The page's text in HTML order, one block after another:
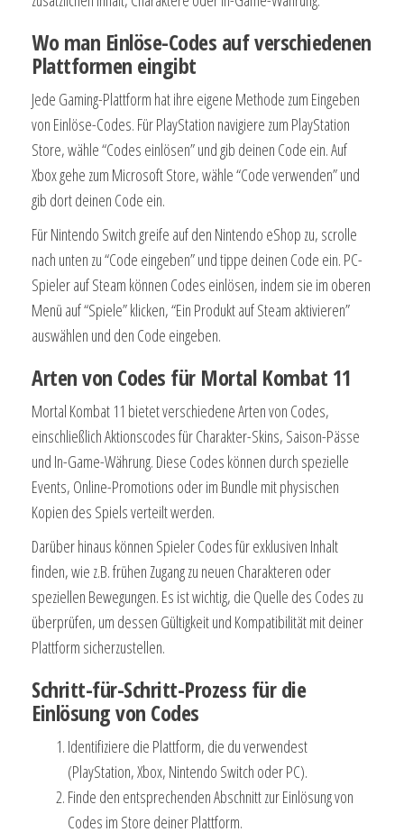
Wo man Einlöse-Codes auf verschiedenen
Plattformen eingibt
Jede Gaming-Plattform hat ihre eigene Methode zum Eingeben
von Einlöse-Codes. Für PlayStation navigiere zum PlayStation
Store, wähle “Codes einlösen” und gib deinen Code ein. Auf
Xbox gehe zum Microsoft Store, wähle “Code verwenden” und
gib dort deinen Code ein.
Für Nintendo Switch greife auf den Nintendo eShop zu, scrolle
nach unten zu “Code eingeben” und tippe deinen Code ein. PC-
Spieler auf Steam können Codes einlösen, indem sie im oberen
Menü auf “Spiele” klicken, “Ein Produkt auf Steam aktivieren”
auswählen und den Code eingeben.
Arten von Codes für Mortal Kombat 11
Mortal Kombat 11 bietet verschiedene Arten von Codes,
einschließlich Aktionscodes für Charakter-Skins, Saison-Pässe
und In-Game-Währung. Diese Codes können durch spezielle
Events, Online-Promotions oder im Bundle mit physischen
Kopien des Spiels verteilt werden.
Darüber hinaus können Spieler Codes für exklusiven Inhalt
finden, wie z.B. frühen Zugang zu neuen Charakteren oder
speziellen Bewegungen. Es ist wichtig, die Quelle des Codes zu
überprüfen, um dessen Gültigkeit und Kompatibilität mit deiner
Plattform sicherzustellen.
Schritt-für-Schritt-Prozess für die
Einlösung von Codes
Identifiziere die Plattform, die du verwendest
(PlayStation, Xbox, Nintendo Switch oder PC).
Finde den entsprechenden Abschnitt zur Einlösung von
Codes im Store deiner Plattform.